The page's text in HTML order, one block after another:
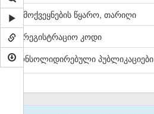
გამოქვეყნების წყარო, თარიღი
სარეგისტრაციო კოდი
კონსოლიდირებული პუბლიკაციები